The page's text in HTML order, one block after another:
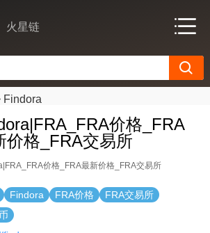
火星链
Findora
价格_FRA
价格_FRA交易所
价格_FRA最新价格_FRA交易所
Findora FRA价格
FRA交易所